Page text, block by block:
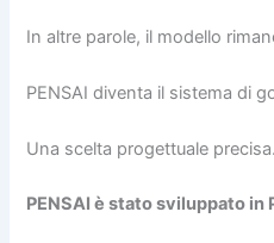
In altre parole, il modello
PENSAI diventa il sistema di
Una scelta progettuale precisa.
PENSAI è stato sviluppato in